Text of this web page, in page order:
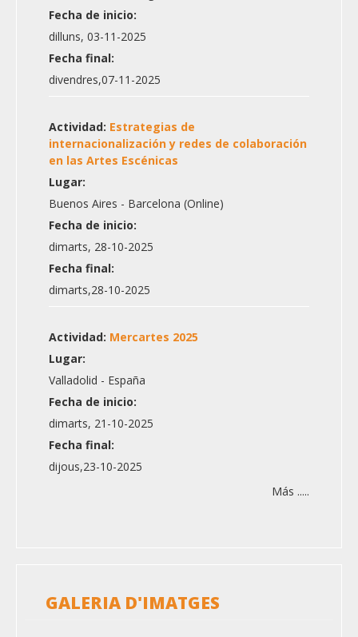
Fecha de inicio:
dilluns, 03-11-2025
Fecha final:
divendres,07-11-2025
Actividad: Estrategias de
internacionalización y redes de colaboración
en las Artes Escénicas
Lugar:
Buenos Aires - Barcelona (Online)
Fecha de inicio:
dimarts, 28-10-2025
Fecha final:
dimarts,28-10-2025
Actividad: Mercartes 2025
Lugar:
Valladolid - España
Fecha de inicio:
dimarts, 21-10-2025
Fecha final:
dijous,23-10-2025
Más .....
GALERIA D'IMATGES